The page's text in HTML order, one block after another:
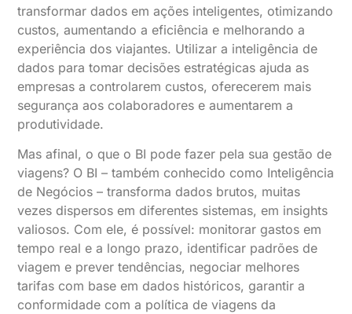
transformar dados em ações inteligentes, otimizando
custos, aumentando a eficiência e melhorando a
experiência dos viajantes. Utilizar a inteligência de
dados para tomar decisões estratégicas ajuda as
empresas a controlarem custos, oferecerem mais
segurança aos colaboradores e aumentarem a
produtividade.
Mas afinal, o que o BI pode fazer pela sua gestão de
viagens? O BI – também conhecido como Inteligência
de Negócios – transforma dados brutos, muitas
vezes dispersos em diferentes sistemas, em insights
valiosos. Com ele, é possível: monitorar gastos em
tempo real e a longo prazo, identificar padrões de
viagem e prever tendências, negociar melhores
tarifas com base em dados históricos, garantir a
conformidade com a política de viagens da